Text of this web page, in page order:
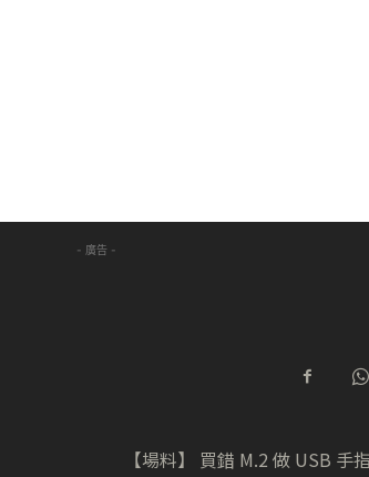
- 廣告 -
【場料】 買錯 M.2 做 USB